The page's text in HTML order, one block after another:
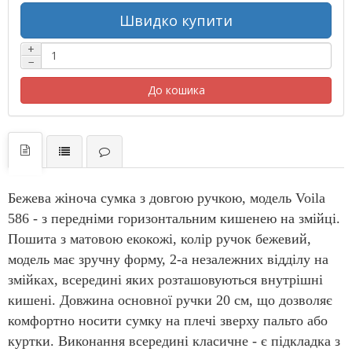
Швидко купити
+
−
До кошика
Бежева жіноча сумка з довгою ручкою, модель Voila
586 - з передніми горизонтальним кишенею на змійці.
Пошита з матовою екокожі, колір ручок бежевий,
модель має зручну форму, 2-а незалежних відділу на
змійках, всередині яких розташовуються внутрішні
кишені. Довжина основної ручки 20 см, що дозволяє
комфортно носити сумку на плечі зверху пальто або
куртки. Виконання всередині класичне - є підкладка з